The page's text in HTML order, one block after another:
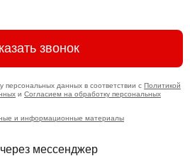
звонок
персональных данных в соответствии с Политикой
и Согласием на обработку персональных
и информационные материалы
мессенджер